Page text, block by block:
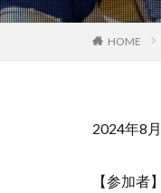
HOME
2024年8
【参加